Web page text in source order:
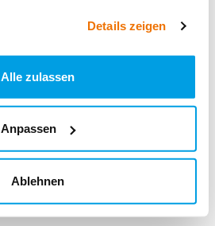
Details zeigen
Alle zulassen
Anpassen
Ablehnen